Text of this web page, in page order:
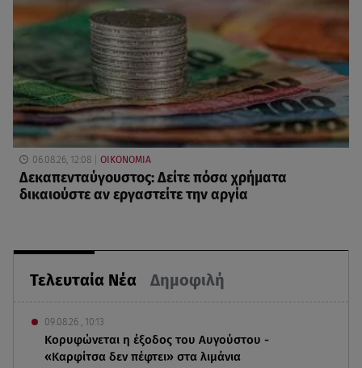
Τελευταία Νέα Δημοφιλή
09.08.26 , 10:13
Κορυφώνεται η έξοδος του Αυγούστου -
«Καρφίτσα δεν πέφτει» στα λιμάνια
06.08.26, 12:08 ΟΙΚΟΝΟΜΙΑ
Δεκαπενταύγουστος: Δείτε πόσα χρήματα
δικαιούστε αν εργαστείτε την αργία